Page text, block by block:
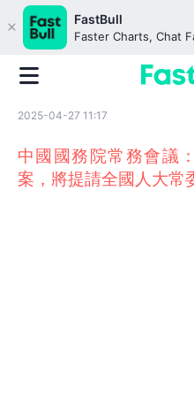
FastBull
Faster Charts, Chat
2025-04-27 11:17
中國國務院常務會議
案，將提請全國人大常